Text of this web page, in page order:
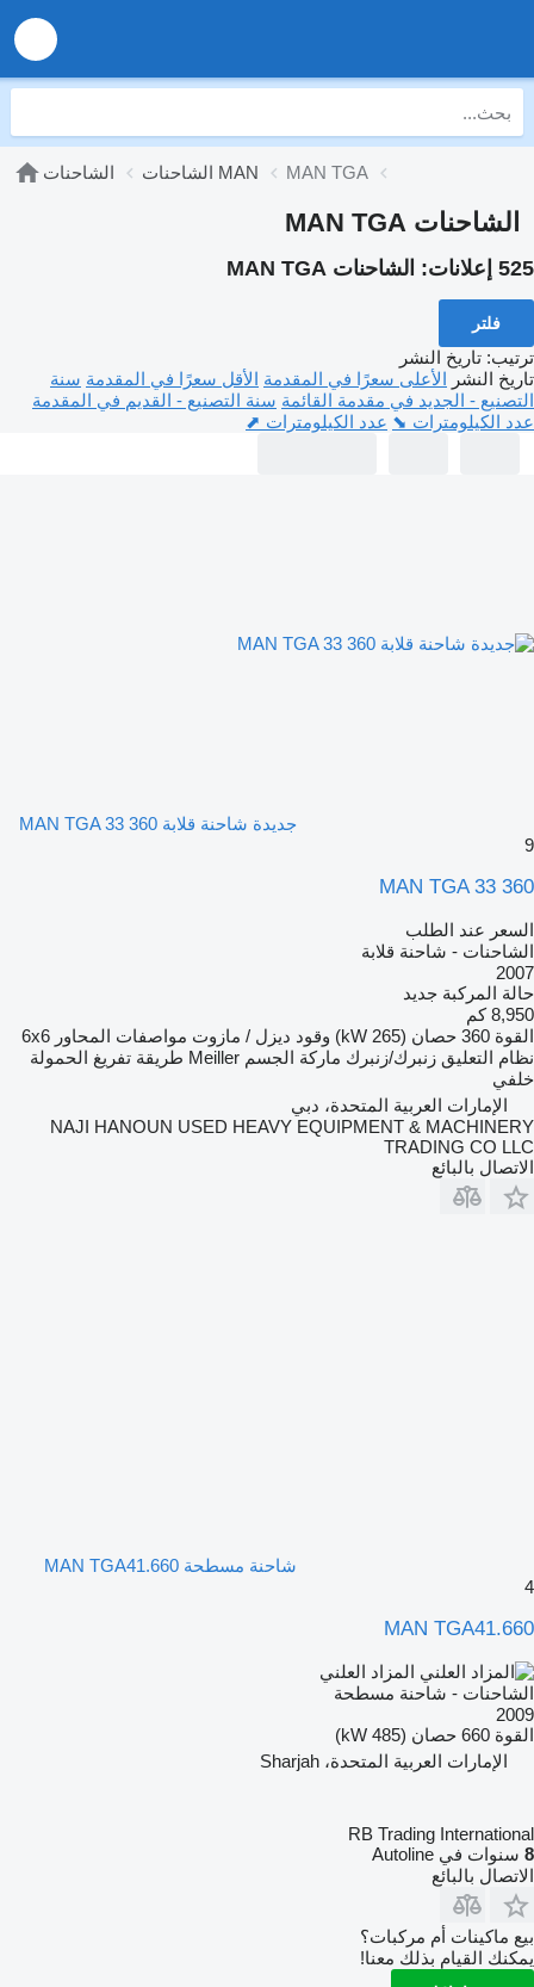
الشاحنات الشاحنات MAN MAN TGA
الشاحنات MAN TGA
525 إعلانات: الشاحنات MAN TGA
فلتر
ترتيب: تاريخ النشر
تاريخ النشر الأعلى سعرًا في المقدمة الأقل سعرًا في المقدمة سنة
التصنيع - الجديد في مقدمة القائمة سنة التصنيع - القديم في المقدمة
عدد الكيلومترات ⬊ عدد الكيلومترات ⬈
جديدة شاحنة قلابة MAN TGA 33 360
9
MAN TGA 33 360
السعر عند الطلب
الشاحنات - شاحنة قلابة
2007
حالة المركبة جديد
8,950 كم
القوة 360 حصان (265 kW) وقود ديزل / مازوت مواصفات المحاور 6x6
نظام التعليق زنبرك/زنبرك ماركة الجسم Meiller طريقة تفريغ الحمولة
خلفي
الإمارات العربية المتحدة، دبي
NAJI HANOUN USED HEAVY EQUIPMENT & MACHINERY
TRADING CO LLC
الاتصال بالبائع
شاحنة مسطحة MAN TGA41.660
4
MAN TGA41.660
المزاد العلني
الشاحنات - شاحنة مسطحة
2009
القوة 660 حصان (485 kW)
الإمارات العربية المتحدة، Sharjah
RB Trading International
8 سنوات في Autoline
الاتصال بالبائع
بيع ماكينات أم مركبات؟
يمكنك القيام بذلك معنا!